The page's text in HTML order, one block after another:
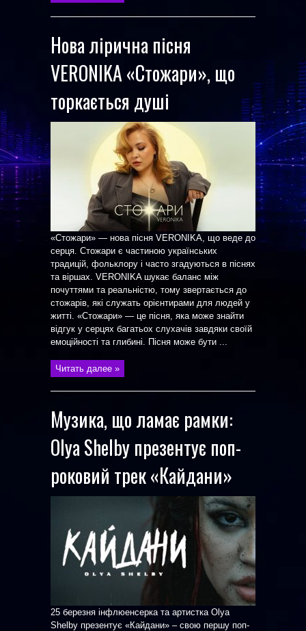
Нова лірична пісня
VERONIKA «Стожари», що
торкається душі
«Стожари» — нова пісня VERONIKA, що веде до
серця. Стожари є частиною українських
традицій, фольклору і часто згадуються в піснях
та віршах. VERONIKA шукає баланс між
почуттями та реальністю, тому звертається до
стожарів, які служать орієнтирами для людей у
житті. «Стожари» — це пісня, яка може знайти
відгук у серцях багатьох слухачів завдяки своїй
емоційності та глибині. Пісня може бути ...
Читать далее »
Музика, що ламає рамки:
Olya Shelby презентує поп-
роковий трек «Кайдани»
25 березня інфлюенсерка та артистка Olya
Shelby презентує «Кайдани» – свою першу поп-